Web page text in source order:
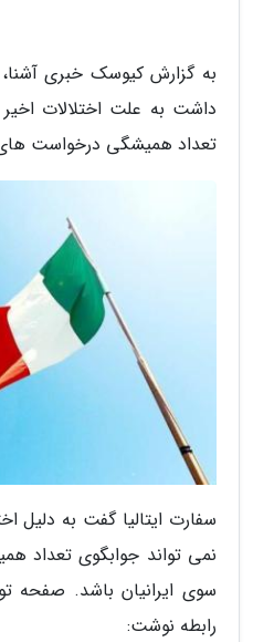
به گزارش کیوسک خبری آشنا،
داشت به علت اختلالات
تعداد همیشگی درخواست های
سفارت ایتالیا گفت به دلیل
نمی تواند جوابگوی تعداد
سوی ایرانیان باشد. صفحه
رابطه نوشت: